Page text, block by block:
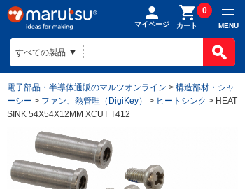
マイページ カート
0
MENU
電子部品・半導体通販のマルツオンライン > 構造部材・シャ
ーシー > ファン、熱管理（DigiKey） > ヒートシンク > HEAT
SINK 54X54X12MM XCUT T412